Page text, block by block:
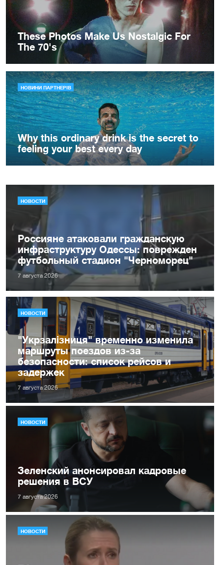
НОВОСТИ
Россияне атаковали гражданскую
инфраструктуру Одессы: поврежден
футбольный стадион "Черноморец"
7 августа 2026
НОВОСТИ
"Укрзалізниця" временно изменила
маршруты поездов из-за
безопасности: список рейсов и
задержек
7 августа 2026
НОВОСТИ
Зеленский анонсировал кадровые
решения в ВСУ
7 августа 2026
НОВОСТИ